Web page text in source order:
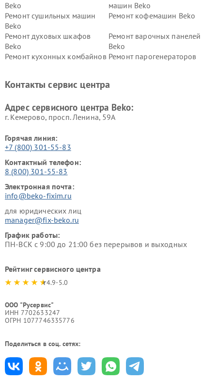
Beko
машин Beko
Ремонт сушильных машин
Beko
Ремонт кофемашин Beko
Ремонт духовых шкафов
Beko
Ремонт варочных панелей
Beko
Ремонт кухонных комбайнов Ремонт парогенераторов
Ремонт холодильников Beko Ремонт морозильных камер
Контакты сервис центра
Адрес сервисного центра Beko:
г. Кемерово, просп. Ленина, 59А
Горячая линия:
+7 (800) 301-55-83
Контактный телефон:
8 (800) 301-55-83
Электронная почта:
info@beko-fixim.ru
для юридических лиц
manager@fix-beko.ru
График работы:
ПН-ВСК с 9:00 до 21:00 без перерывов и выходных
Рейтинг сервисного центра
4.9-5.0
ООО "Русервис"
ИНН 7702633247
ОГРН 1077746335776
Поделиться в соц. сетях: